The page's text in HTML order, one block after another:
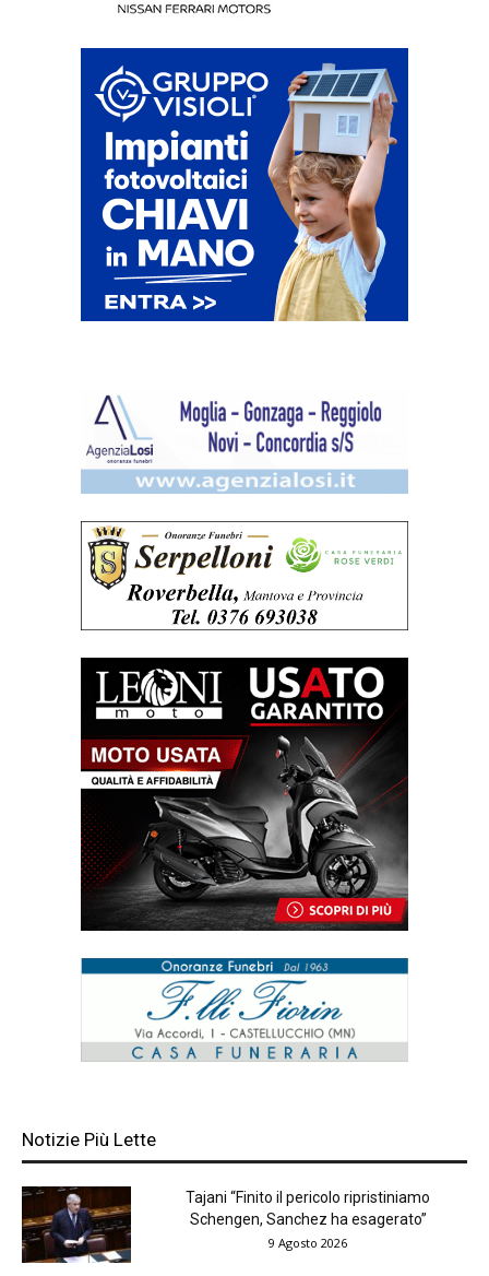
Notizie Più Lette
Tajani “Finito il pericolo ripristiniamo
Schengen, Sanchez ha esagerato”
9 Agosto 2026